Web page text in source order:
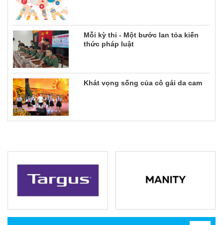
Mỗi kỳ thi - Một bước lan tỏa kiến
thức pháp luật
Khát vọng sống của cô gái da cam